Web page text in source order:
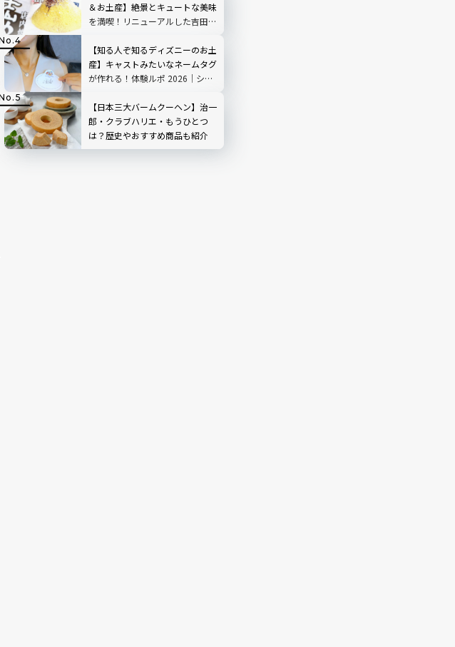
＆お土産】絶景とキュートな美味
を満喫！リニューアルした吉田ル
た！
【知る人ぞ知るディズニーのお土
産】キャストみたいなネームタグ
が作れる！体験ルポ 2026｜シ
【日本三大バームクーヘン】治一
郎・クラブハリエ・もうひとつ
は？歴史やおすすめ商品も紹介